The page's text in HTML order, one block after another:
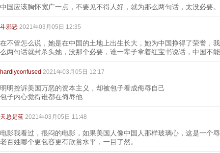
中国应该胸怀宽广一点，不要见不得人好，就为那么两句话，太没必要
斗邪恶 2021年03月05日 12:35
在不管怎么说，她是在中国的土地上出生长大，她为中国挣得了荣誉，
么两句话就封杀头她，没那个必要，谁一辈子拿着红宝书说话，中国不
hardlyconfused 2021年03月05日 12:17
明明控诉美国万恶的资本主义，却被包子看成侮辱自己
包子内心觉得谁都在侮辱他
天总是蓝 2021年03月05日 11:48
电影我看过，很闷的电影，如果美国人像中国人那样玻璃心，这是一个
老百姓哪个更包容更有欣赏水平，一目了然。